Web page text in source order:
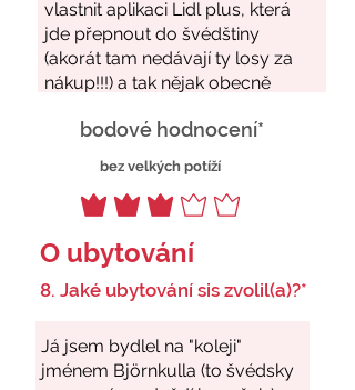
bodové hodnocení*
bez velkých potíží
O ubytování
8. Jaké ubytování sis zvolil(a)?*